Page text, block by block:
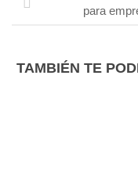
para
TAMBIÉN TE